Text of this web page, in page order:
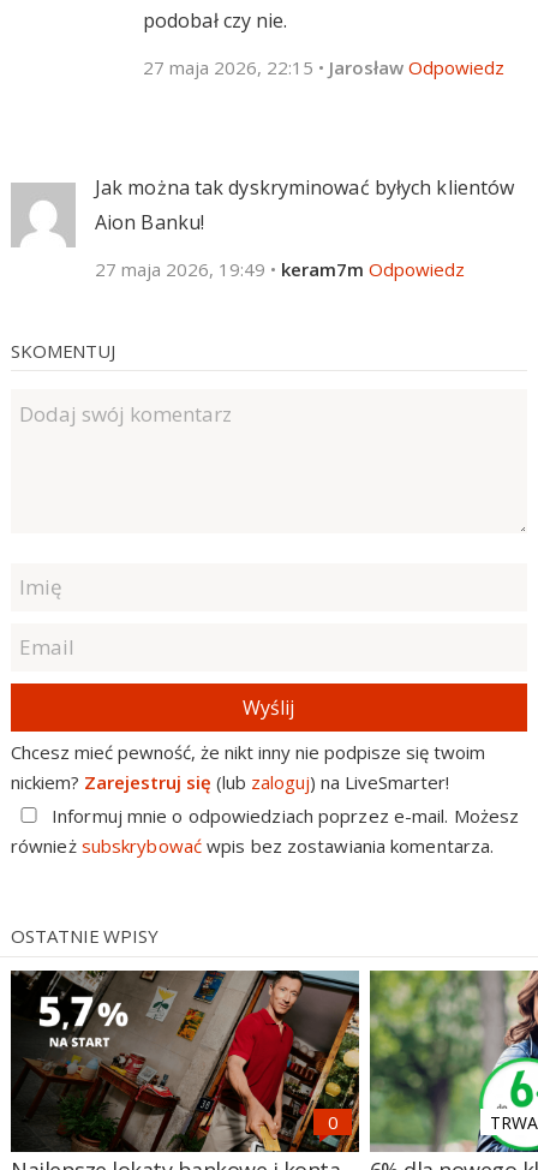
podobał czy nie.
27 maja 2026, 22:15 • Jarosław Odpowiedz
Jak można tak dyskryminować byłych klientów
Aion Banku!
27 maja 2026, 19:49 • keram7m Odpowiedz
SKOMENTUJ
Wyślij
Chcesz mieć pewność, że nikt inny nie podpisze się twoim
nickiem? Zarejestruj się (lub zaloguj) na LiveSmarter!
Informuj mnie o odpowiedziach poprzez e-mail. Możesz
również subskrybowaćwpis bez zostawiania komentarza.
OSTATNIE WPISY